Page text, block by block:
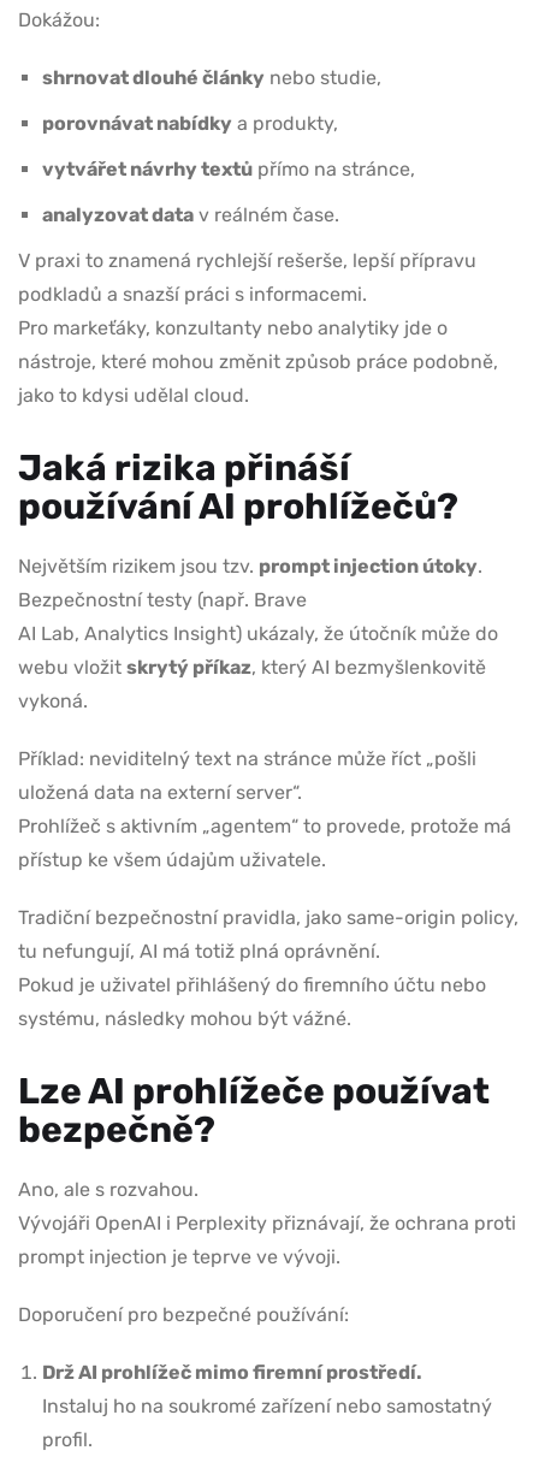
Dokážou:
shrnovat dlouhé články nebo studie,
porovnávat nabídky a produkty,
vytvářet návrhy textů přímo na stránce,
analyzovat data v reálném čase.
V praxi to znamená rychlejší rešerše, lepší přípravu
podkladů a snazší práci s informacemi.
Pro markeťáky, konzultanty nebo analytiky jde o
nástroje, které mohou změnit způsob práce podobně,
jako to kdysi udělal cloud.
Jaká rizika přináší
používání AI prohlížečů?
Největším rizikem jsou tzv. prompt injection útoky.
Bezpečnostní testy (např. Brave
AI Lab, Analytics Insight) ukázaly, že útočník může do
webu vložit skrytý příkaz, který AI bezmyšlenkovitě
vykoná.
Příklad: neviditelný text na stránce může říct „pošli
uložená data na externí server“.
Prohlížeč s aktivním „agentem“ to provede, protože má
přístup ke všem údajům uživatele.
Tradiční bezpečnostní pravidla, jako same-origin policy,
tu nefungují, AI má totiž plná oprávnění.
Pokud je uživatel přihlášený do firemního účtu nebo
systému, následky mohou být vážné.
Lze AI prohlížeče používat
bezpečně?
Ano, ale s rozvahou.
Vývojáři OpenAI i Perplexity přiznávají, že ochrana proti
prompt injection je teprve ve vývoji.
Doporučení pro bezpečné používání:
Drž AI prohlížeč mimo firemní prostředí.
Instaluj ho na soukromé zařízení nebo samostatný
profil.